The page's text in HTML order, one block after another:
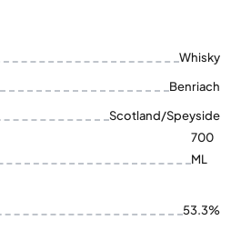
Whisky
Benriach
Scotland/Speyside
700
ML
53.3%